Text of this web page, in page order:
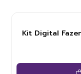
Kit Digital